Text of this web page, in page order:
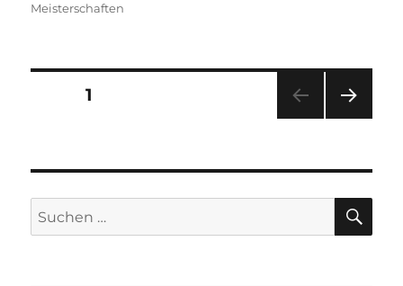
Meisterschaften
Seitennummerierung
Beiträge
SEITE1
E
Suchen
nach: